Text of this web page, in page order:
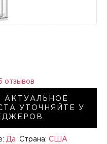
АКТУАЛЬНОЕ
УТОЧНЯЙТЕ У
Да Страна: США
отзывов